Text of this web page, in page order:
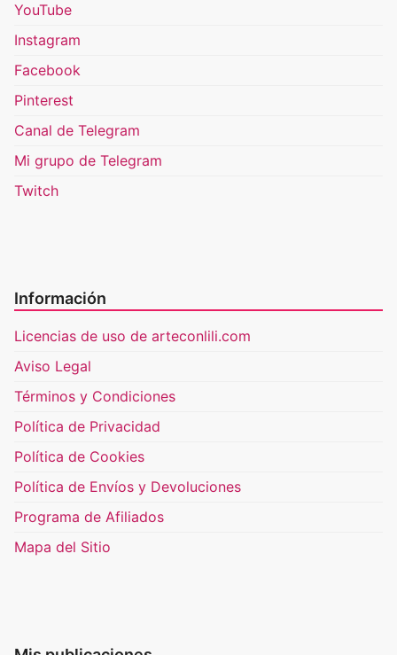
YouTube
Instagram
Facebook
Pinterest
Canal de Telegram
Mi grupo de Telegram
Twitch
Información
Licencias de uso de arteconlili.com
Aviso Legal
Términos y Condiciones
Política de Privacidad
Política de Cookies
Política de Envíos y Devoluciones
Programa de Afiliados
Mapa del Sitio